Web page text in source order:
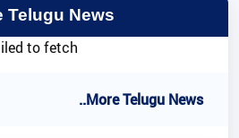
Telugu News
to fetch
..More Telugu News